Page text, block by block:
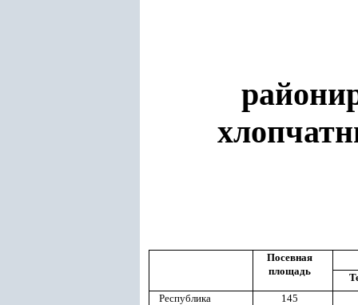
Посевная
площадь
Республика
145